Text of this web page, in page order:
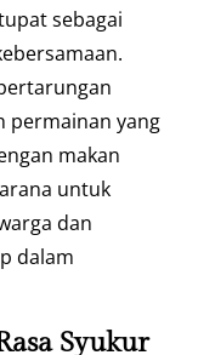
sebagai
permainan yang
makan
untuk
dan
dalam
Syukur